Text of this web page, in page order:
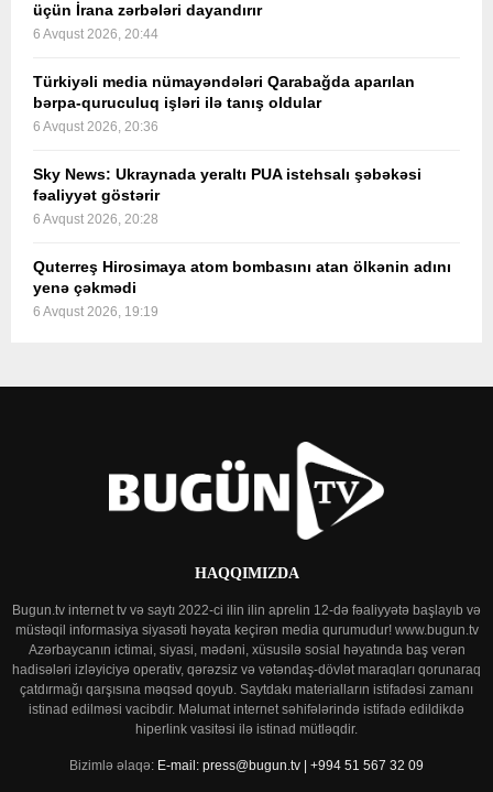
üçün İrana zərbələri dayandırır
6 Avqust 2026, 20:44
Türkiyəli media nümayəndələri Qarabağda aparılan
bərpa-quruculuq işləri ilə tanış oldular
6 Avqust 2026, 20:36
Sky News: Ukraynada yeraltı PUA istehsalı şəbəkəsi
fəaliyyət göstərir
6 Avqust 2026, 20:28
Quterreş Hirosimaya atom bombasını atan ölkənin adını
yenə çəkmədi
6 Avqust 2026, 19:19
HAQQIMIZDA
Bugun.tv internet tv və saytı 2022-ci ilin ilin aprelin 12-də fəaliyyətə başlayıb və
müstəqil informasiya siyasəti həyata keçirən media qurumudur! www.bugun.tv
Azərbaycanın ictimai, siyasi, mədəni, xüsusilə sosial həyatında baş verən
hadisələri izləyiciyə operativ, qərəzsiz və vətəndaş-dövlət maraqları qorunaraq
çatdırmağı qarşısına məqsəd qoyub. Saytdakı materialların istifadəsi zamanı
istinad edilməsi vacibdir. Məlumat internet səhifələrində istifadə edildikdə
hiperlink vasitəsi ilə istinad mütləqdir.
Bizimlə əlaqə: E-mail: press@bugun.tv | +994 51 567 32 09